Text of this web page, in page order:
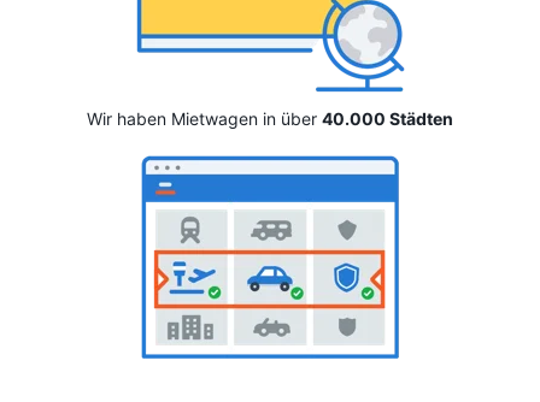
Wir haben Mietwagen in über 40.000 Städten